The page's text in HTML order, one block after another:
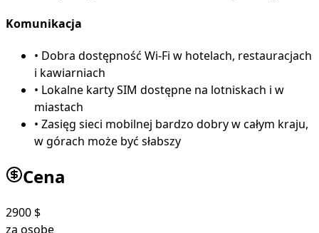
Komunikacja
• Dobra dostępność Wi-Fi w hotelach, restauracjach
i kawiarniach
• Lokalne karty SIM dostępne na lotniskach i w
miastach
• Zasięg sieci mobilnej bardzo dobry w całym kraju,
w górach może być słabszy
Cena
2900 $
za osobę